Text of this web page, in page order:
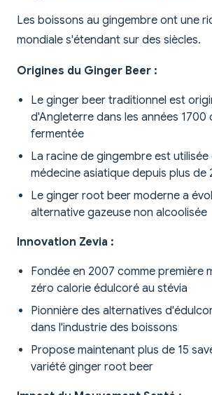
Les boissons au gingembre ont une
mondiale s'étendant sur des siècles.
Origines du Ginger Beer :
Le ginger beer traditionnel est
d'Angleterre dans les années 1700
fermentée
La racine de gingembre est utilisée
médecine asiatique depuis plus de
Le ginger root beer moderne a
alternative gazeuse non alcoolisée
Innovation Zevia :
Fondée en 2007 comme première
zéro calorie édulcoré au stévia
Pionnière des alternatives
dans l'industrie des boissons
Propose maintenant plus de 15
variété ginger root beer